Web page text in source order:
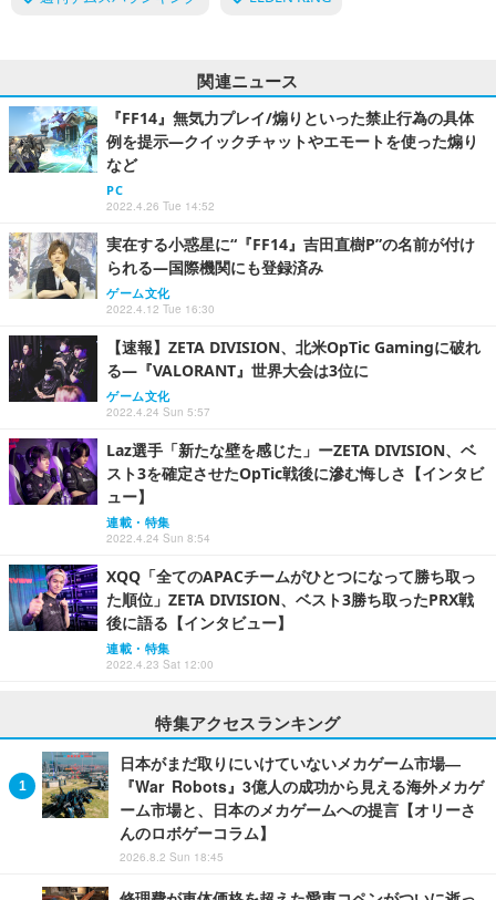
関連ニュース
『FF14』無気力プレイ/煽りといった禁止行為の具体
例を提示―クイックチャットやエモートを使った煽り
など
PC
2022.4.26 Tue 14:52
実在する小惑星に“『FF14』吉田直樹P”の名前が付け
られる―国際機関にも登録済み
ゲーム文化
2022.4.12 Tue 16:30
【速報】ZETA DIVISION、北米OpTic Gamingに破れ
る―『VALORANT』世界大会は3位に
ゲーム文化
2022.4.24 Sun 5:57
Laz選手「新たな壁を感じた」ーZETA DIVISION、ベ
スト3を確定させたOpTic戦後に滲む悔しさ【インタビ
ュー】
連載・特集
2022.4.24 Sun 8:54
XQQ「全てのAPACチームがひとつになって勝ち取っ
た順位」ZETA DIVISION、ベスト3勝ち取ったPRX戦
後に語る【インタビュー】
連載・特集
2022.4.23 Sat 12:00
特集アクセスランキング
日本がまだ取りにいけていないメカゲーム市場―
『War Robots』3億人の成功から見える海外メカゲ
ーム市場と、日本のメカゲームへの提言【オリーさ
んのロボゲーコラム】
2026.8.2 Sun 18:45